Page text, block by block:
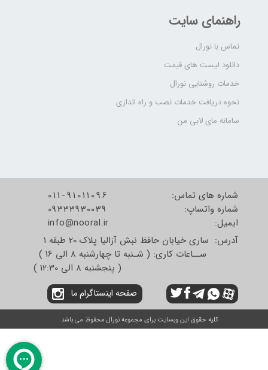
راهنمای سایت
تماس با نورال
دانلود لیست های قیمت
خدمات روشنایی نورال
نحوه دریافت خدمات نصب و راه اندازی
سامانه مای لابی من
شماره های تماس:
شماره واتساپ:
​​​​​​​ایمیل:
011-91011096
09333930039
info@nooral.ir
آدرس: ساری خیابان حافظ نبش آزالیا پلاک 20 طبقه 1
ســاعات کاری: ( شـنبه تا چهارشنبه 8 الی 16 )
( پنجشنبه 8 الی 12:30 )
صفحه اینستاگرام ما
کلیه حقوق این وبسایت برای مجموعه نورال محفوظ می باشد